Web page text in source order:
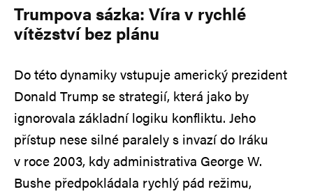
Trumpova sázka: Víra v rychlé
vítězství bez plánu
Do této dynamiky vstupuje americký prezident
Donald Trump se strategií, která jako by
ignorovala základní logiku konfliktu. Jeho
přístup nese silné paralely s invazí do Iráku
v roce 2003, kdy administrativa George W.
Bushe předpokládala rychlý pád režimu,